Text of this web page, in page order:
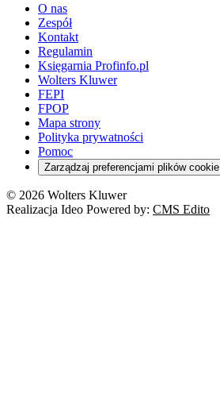
O nas
Zespół
Kontakt
Regulamin
Księgarnia Profinfo.pl
Wolters Kluwer
FEPI
FPOP
Mapa strony
Polityka prywatności
Pomoc
Zarządzaj preferencjami plików cookie
© 2026 Wolters Kluwer
Realizacja Ideo Powered by: CMS Edito